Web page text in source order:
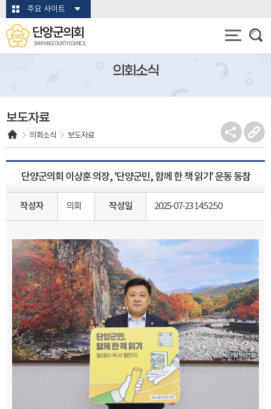
본문바로가기주요 사이트
단양군의회
DANYANG COUNTY COUNCIL
의회소식
보도자료
의회소식 보도자료
단양군의회 이상훈 의장, '단양군민, 함께 한 책 읽기' 운동 동참
작성자 의회 작성일 2025-07-23 14:52:50